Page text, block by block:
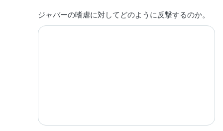
ジャバーの嗜虐に対してどのように反撃するのか。